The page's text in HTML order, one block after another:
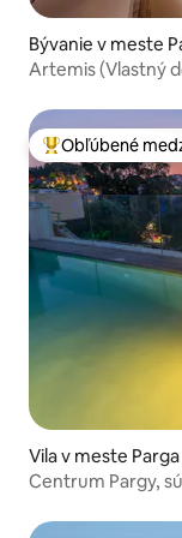
Bývanie v meste
Αrtemis (Vlastný
Najobľúbenejšie
Obľúbené
Vila v meste Parga
Centrum Pargy,